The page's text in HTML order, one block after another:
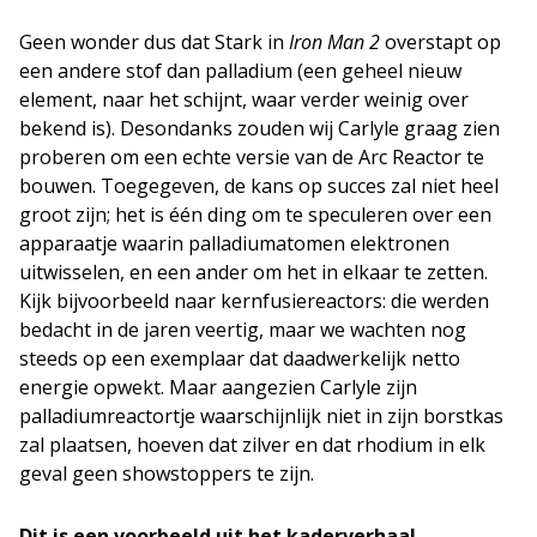
Geen wonder dus dat Stark in Iron Man 2overstapt op
een andere stof dan palladium (een geheel nieuw
element, naar het schijnt, waar verder weinig over
bekend is). Desondanks zouden wij Carlyle graag zien
proberen om een echte versie van de Arc Reactor te
bouwen. Toegegeven, de kans op succes zal niet heel
groot zijn; het is één ding om te speculeren over een
apparaatje waarin palladiumatomen elektronen
uitwisselen, en een ander om het in elkaar te zetten.
Kijk bijvoorbeeld naar kernfusiereactors: die werden
bedacht in de jaren veertig, maar we wachten nog
steeds op een exemplaar dat daadwerkelijk netto
energie opwekt. Maar aangezien Carlyle zijn
palladiumreactortje waarschijnlijk niet in zijn borstkas
zal plaatsen, hoeven dat zilver en dat rhodium in elk
geval geen showstoppers te zijn.